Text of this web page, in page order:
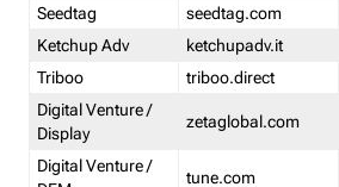
Seedtag
seedtag.com
Ketchup Adv
ketchupadv.it
Triboo
triboo.direct
Digital Venture /
Display
zetaglobal.com
Digital Venture /
tune.com